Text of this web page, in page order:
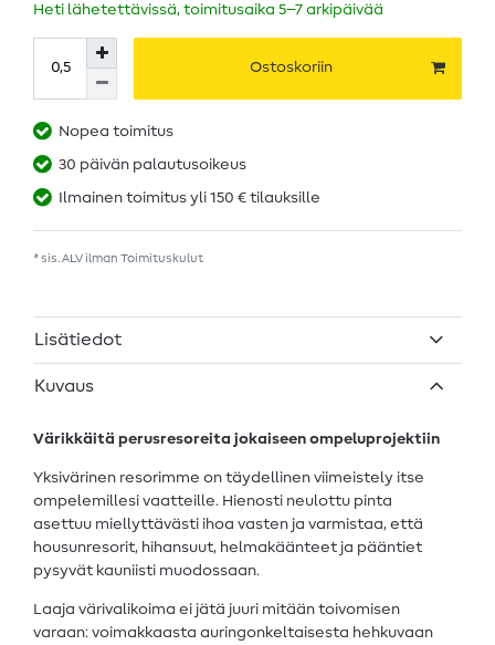
Heti lähetettävissä, toimitusaika 5–7 arkipäivää
Ostoskoriin
Nopea toimitus
30 päivän palautusoikeus
Ilmainen toimitus yli 150 € tilauksille
* sis. ALV ilman Toimituskulut
Lisätiedot
Kuvaus
Värikkäitä perusresoreita jokaiseen ompeluprojektiin
Yksivärinen resorimme on täydellinen viimeistely itse
ompelemillesi vaatteille. Hienosti neulottu pinta
asettuu miellyttävästi ihoa vasten ja varmistaa, että
housunresorit, hihansuut, helmakäänteet ja pääntiet
pysyvät kauniisti muodossaan.
Laaja värivalikoima ei jätä juuri mitään toivomisen
varaan: voimakkaasta auringonkeltaisesta hehkuvaan